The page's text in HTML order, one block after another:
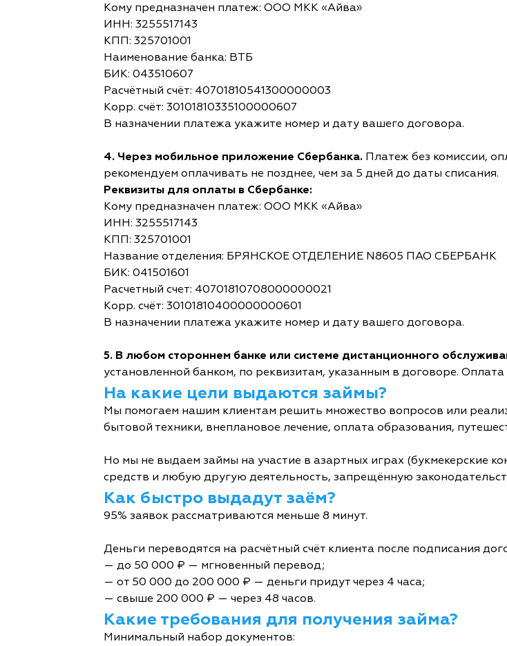
Кому предназначен платеж: ООО МКК «Айва»
ИНН: 3255517143
КПП: 325701001
Наименование банка: ВТБ
БИК: 043510607
Расчётный счёт: 40701810541300000003
Корр. счёт: 30101810335100000607
В назначении платежа укажите номер и дату вашего договора.
4. Через мобильное приложение Сбербанка. Платеж без комиссии,
рекомендуем оплачивать не позднее, чем за 5 дней до даты списания.
Реквизиты для оплаты в Сбербанке:
Кому предназначен платеж: ООО МКК «Айва»
ИНН: 3255517143
КПП: 325701001
Название отделения: БРЯНСКОЕ ОТДЕЛЕНИЕ N8605 ПАО СБЕРБАНК
БИК: 041501601
Расчетный счет: 40701810708000000021
Корр. счёт: 30101810400000000601
В назначении платежа укажите номер и дату вашего договора.
5. В любом стороннем банке или системе дистанционного
установленной банком, по реквизитам, указанным в договоре. Оплата
На какие цели выдаются займы?
Мы помогаем нашим клиентам решить множество вопросов или
бытовой техники, внеплановое лечение, оплата образования,
Но мы не выдаем займы на участие в азартных играх (букмекерские
средств и любую другую деятельность, запрещённую
Как быстро выдадут заём?
95% заявок рассматриваются меньше 8 минут.
Деньги переводятся на расчётный счёт клиента после подписания
— до 50 000 ₽ — мгновенный перевод;
— от 50 000 до 200 000 ₽ — деньги придут через 4 часа;
— свыше 200 000 ₽ — через 48 часов.
Какие требования для получения займа?
Минимальный набор документов: